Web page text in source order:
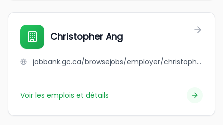
Christopher Ang
jobbank.gc.ca/browsejobs/employer/christopher+ang/ca
Voir les emplois et détails